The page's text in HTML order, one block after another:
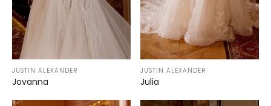
JUSTIN ALEXANDER
Jovanna
JUSTIN ALEXANDER
Julia